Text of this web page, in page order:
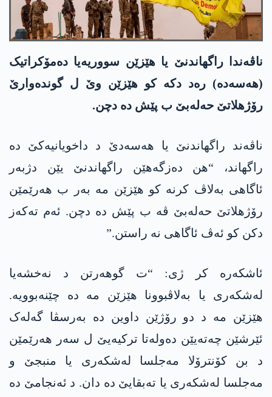
ناڤەندا راگھاندنێ یا ھێزێن سووریەیا دەمۆکراتیک
(ھەسەدە) رەد دکە کو ھێزێن وێ ل گوندەوارێ
رۆژھلاتێ حەلەبێ ب پێش دە دچن.
ناڤەند راگھاندنێ یا ھەسەدێ د داخویانیەکێ دە
راگھاند، “ھن دەزگەھێن راگھاندنێ یێن دژبەر
ئاگاھی بەلاڤ کرنە کو ھێزێن مە بەر ب ھەرێمێن
رۆژھلاتێ حەلەبێ ڤە ب پێش دە دچن. ئەم تەکەز
دکن کو ئەڤ ئاگاھی نە راستن.”
ئاشکەرە کر ژی: “ت گوھەرتن د نەخشەیا
لەشکەری یا بەلاڤبوونا ھێزێن مە دە چێنەبوویە.
ھێزێن مە د دو رۆژێن داوین دە بەرسڤا گەلەک
ئێرشێن چەتەیێن دەولەتا ترکیەیێ ل سەر ھەرێمێن
د بن کۆنترۆلا مەجلسا لەشکەری یا منبجێ و
مەجلسا لەشکەری یا تەبقایێ دە دان. د ئەنجامێ دە